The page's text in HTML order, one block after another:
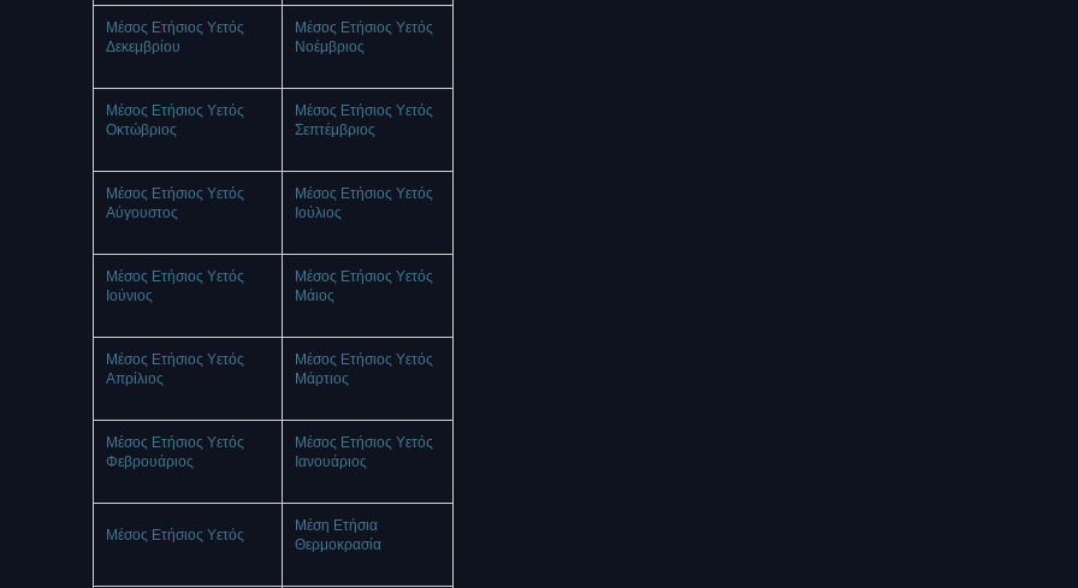
Μέσος Ετήσιος Υετός
Δεκεμβρίου
Μέσος Ετήσιος Υετός
Νοέμβριος
Μέσος Ετήσιος Υετός
Οκτώβριος
Μέσος Ετήσιος Υετός
Σεπτέμβριος
Μέσος Ετήσιος Υετός
Αύγουστος
Μέσος Ετήσιος Υετός
Ιούλιος
Μέσος Ετήσιος Υετός
Ιούνιος
Μέσος Ετήσιος Υετός
Μάιος
Μέσος Ετήσιος Υετός
Απρίλιος
Μέσος Ετήσιος Υετός
Μάρτιος
Μέσος Ετήσιος Υετός
Φεβρουάριος
Μέσος Ετήσιος Υετός
Ιανουάριος
Μέσος Ετήσιος Υετός
Μέση Ετήσια
Θερμοκρασία